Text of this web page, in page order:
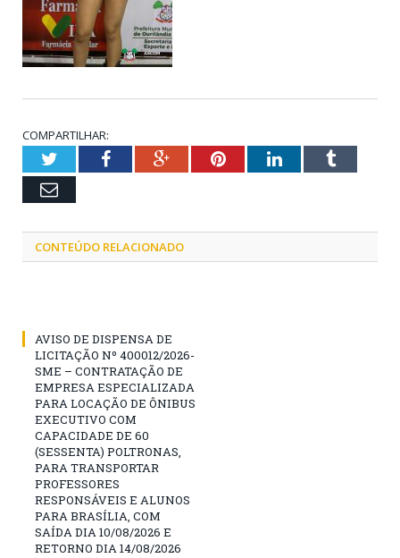
COMPARTILHAR:
TwitterFacebookGoogle+PinterestLinkedInTumblr
Email
CONTEÚDO RELACIONADO
AVISO DE DISPENSA DE
LICITAÇÃO Nº 400012/2026-
SME – CONTRATAÇÃO DE
EMPRESA ESPECIALIZADA
PARA LOCAÇÃO DE ÔNIBUS
EXECUTIVO COM
CAPACIDADE DE 60
(SESSENTA) POLTRONAS,
PARA TRANSPORTAR
PROFESSORES
RESPONSÁVEIS E ALUNOS
PARA BRASÍLIA, COM
SAÍDA DIA 10/08/2026 E
RETORNO DIA 14/08/2026